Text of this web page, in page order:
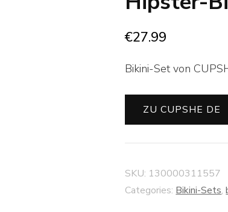
€27.99
Bikini-Set von
ZU CUPSHE DE
SKU: 130000311557
Categories: Bikini-Sets,